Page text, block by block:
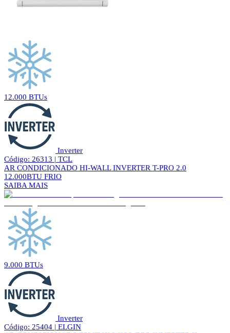
12.000 BTUs
Inverter
Código: 26313 | TCL
AR CONDICIONADO HI-WALL INVERTER T-PRO 2.0
12.000BTU FRIO
SAIBA MAIS
9.000 BTUs
Inverter
Código: 25404 | ELGIN